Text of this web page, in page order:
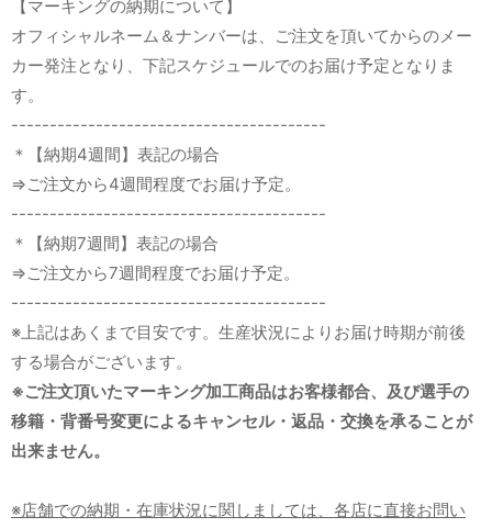
【マーキングの納期について】
オフィシャルネーム＆ナンバーは、ご注文を頂いてからのメー
カー発注となり、下記スケジュールでのお届け予定となりま
す。
-----------------------------------------
＊【納期4週間】表記の場合
⇒ご注文から4週間程度でお届け予定。
-----------------------------------------
＊【納期7週間】表記の場合
⇒ご注文から7週間程度でお届け予定。
-----------------------------------------
※上記はあくまで目安です。生産状況によりお届け時期が前後
する場合がございます。
※ご注文頂いたマーキング加工商品はお客様都合、及び選手の
移籍・背番号変更によるキャンセル・返品・交換を承ることが
出来ません。
※店舗での納期・在庫状況に関しましては、各店に直接お問い